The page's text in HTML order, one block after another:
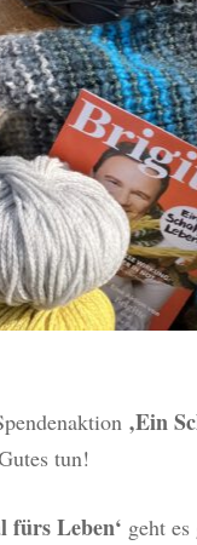
‚Ein
tun!
fürs Leben‘ geht